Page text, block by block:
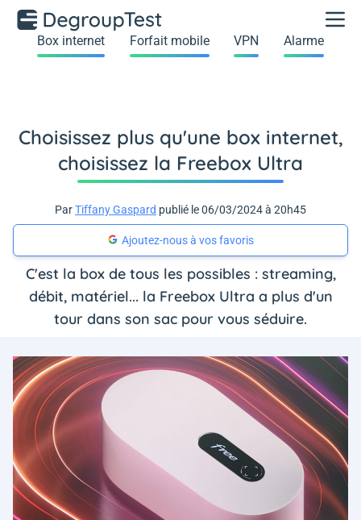
Box internet Forfait mobile VPN Alarme
Choisissez plus qu'une box internet,
choisissez la Freebox Ultra
ParTiffany Gaspard publié le 06/03/2024 à 20h45
Ajoutez-nous à vos favoris
C'est la box de tous les possibles : streaming,
débit, matériel... la Freebox Ultra a plus d'un
tour dans son sac pour vous séduire.